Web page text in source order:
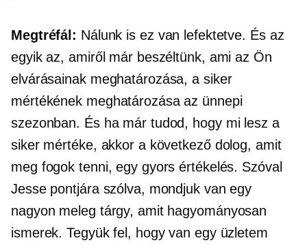
Megtréfál: Nálunk is ez van lefektetve. És az
egyik az, amiről már beszéltünk, ami az Ön
elvárásainak meghatározása, a siker
mértékének meghatározása az ünnepi
szezonban. És ha már tudod, hogy mi lesz a
siker mértéke, akkor a következő dolog, amit
meg fogok tenni, egy gyors értékelés. Szóval
Jesse pontjára szólva, mondjuk van egy
nagyon meleg tárgy, amit hagyományosan
ismerek. Tegyük fel, hogy van egy üzletem